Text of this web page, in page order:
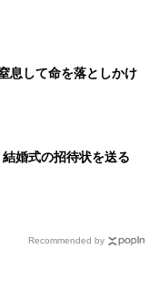
息して命を落としかけ
結婚式の招待状を送る
Recommended by